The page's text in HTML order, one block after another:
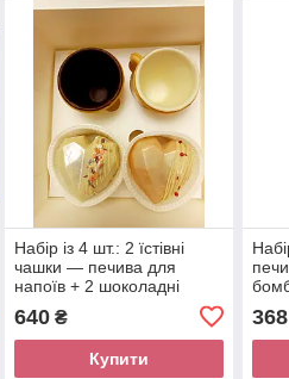
Набір із 4 шт.: 2 їстівні
чашки — печива для
напоїв + 2 шоколадні
коричневий )
640₴
Купити
368